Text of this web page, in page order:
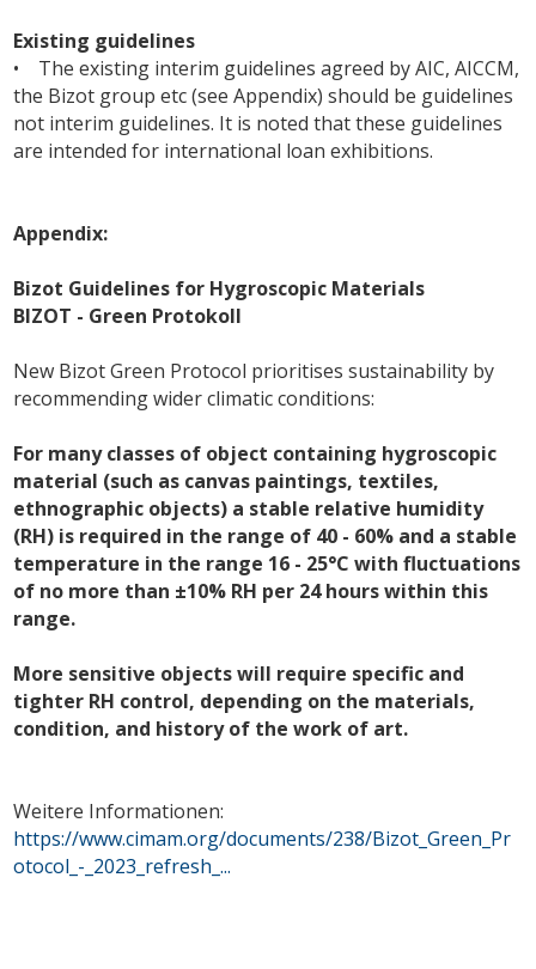
Existing guidelines
• The existing interim guidelines agreed by AIC, AICCM,
the Bizot group etc (see Appendix) should be guidelines
not interim guidelines. It is noted that these guidelines
are intended for international loan exhibitions.
Appendix:
Bizot Guidelines for Hygroscopic Materials
BIZOT - Green Protokoll
New Bizot Green Protocol prioritises sustainability by
recommending wider climatic conditions:
For many classes of object containing hygroscopic
material (such as canvas paintings, textiles,
ethnographic objects) a stable relative humidity
(RH) is required in the range of 40 - 60% and a stable
temperature in the range 16 - 25°C with fluctuations
of no more than ±10% RH per 24 hours within this
range.
More sensitive objects will require specific and
tighter RH control, depending on the materials,
condition, and history of the work of art.
Weitere Informationen:
https://www.cimam.org/documents/238/Bizot_Green_Pr
otocol_-_2023_refresh_...